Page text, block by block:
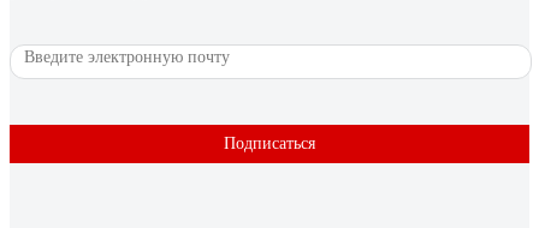
Подписаться